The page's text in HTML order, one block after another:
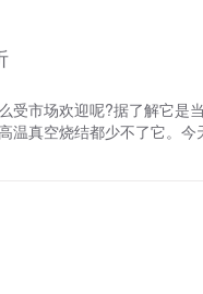
人劳动强度和原材料的消
，便于分析追溯。 关于
市场欢迎呢?据了解它是
温真空烧结都少不了它。
维护成本，使得生产变得
保的效果。 真空烧结炉